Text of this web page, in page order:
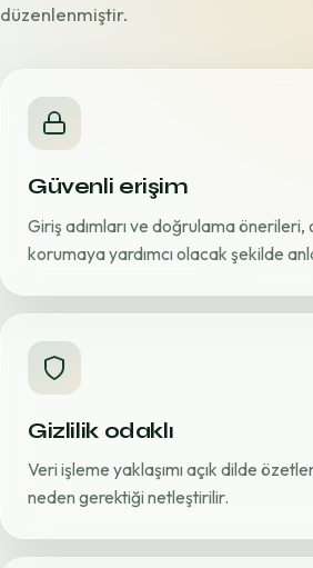
düzenlenmiştir.
Güvenli erişim
Giriş adımları ve doğrulama önerileri,
korumaya yardımcı olacak şekilde
Gizlilik odaklı
Veri işleme yaklaşımı açık dilde
neden gerektiği netleştirilir.